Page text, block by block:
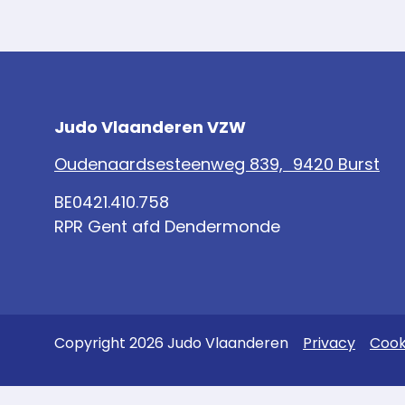
Judo Vlaanderen VZW
Oudenaardsesteenweg 839, 9420 Burst
BE0421.410.758
RPR Gent afd Dendermonde
Copyright 2026 Judo Vlaanderen Privacy